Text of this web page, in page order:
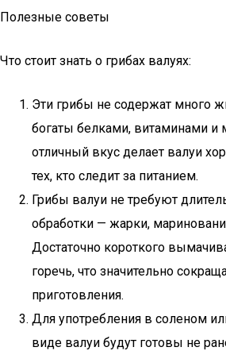
Полезные советы
Что стоит знать о грибах валуях:
Эти грибы не содержат много
богаты белками, витаминами и
отличный вкус делает валуи
тех, кто следит за питанием.
Грибы валуи не требуют
обработки — жарки,
Достаточно короткого
горечь, что значительно
приготовления.
Для употребления в соленом
виде валуи будут готовы не